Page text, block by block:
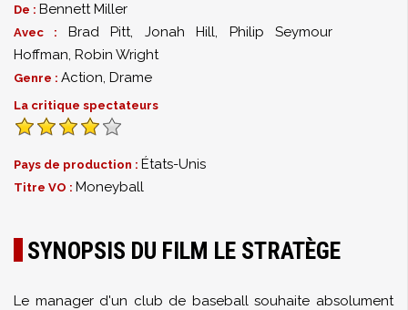
De : Bennett Miller
Avec : Brad Pitt, Jonah Hill, Philip Seymour
Hoffman, Robin Wright
Genre : Action, Drame
La critique spectateurs
Pays de production : États-Unis
Titre VO : Moneyball
SYNOPSIS DU FILM LE STRATÈGE
Le manager d'un club de baseball souhaite absolument